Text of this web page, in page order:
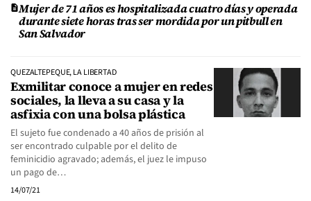
Mujer de 71 años es hospitalizada cuatro días y operada
durante siete horas tras ser mordida por un pitbull en
San Salvador
QUEZALTEPEQUE, LA LIBERTAD
Exmilitar conoce a mujer en redes
sociales, la lleva a su casa y la
asfixia con una bolsa plástica
El sujeto fue condenado a 40 años de prisión al
ser encontrado culpable por el delito de
feminicidio agravado; además, el juez le impuso
un pago de…
14/07/21